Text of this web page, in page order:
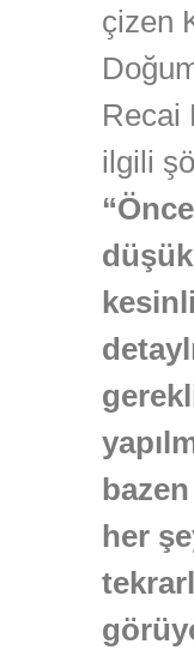
çizen
Recai
ilgili
bazen
her